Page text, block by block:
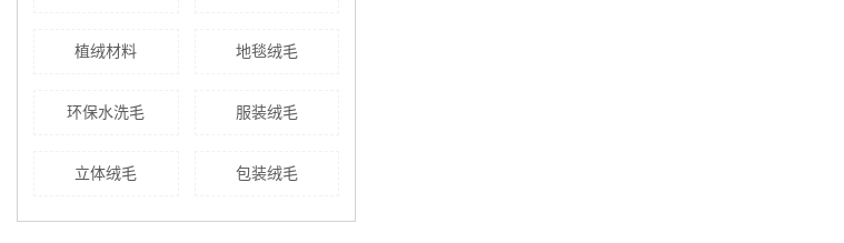
植绒材料 地毯绒毛
环保水洗毛 服装绒毛
立体绒毛 包装绒毛